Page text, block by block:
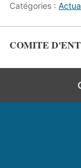
Catégories :
COMITE